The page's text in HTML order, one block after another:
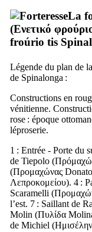
La
(Ενετικό
froúrio tis
Légende du plan de
de Spinalonga :
Constructions en
vénitienne.
rose : époque
léproserie.
1 : Entrée - Porte du
de Tiepolo (
(Προμαχώνας Donato
Λεπροκομείου). 4 :
Scaramelli (
l’est. 7 : Saillant de
Molin (Πυλίδα
de Michiel (